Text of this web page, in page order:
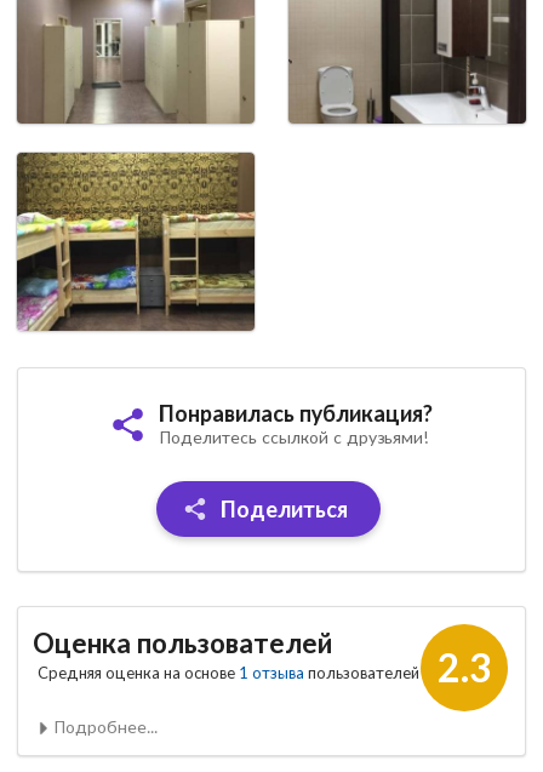
Понравилась публикация?
Поделитесь ссылкой с друзьями!
Поделиться
2.3
Оценка пользователей
Средняя оценка на основе 1 отзыва пользователей
Подробнее...